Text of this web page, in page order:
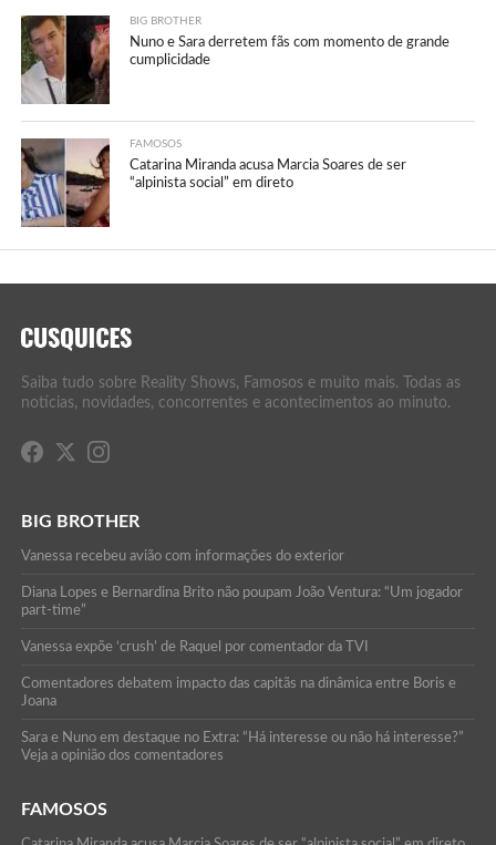
BIG BROTHER
Nuno e Sara derretem fãs com momento de grande
cumplicidade
FAMOSOS
Catarina Miranda acusa Marcia Soares de ser
“alpinista social” em direto
Saiba tudo sobre Reality Shows, Famosos e muito mais. Todas as
notícias, novidades, concorrentes e acontecimentos ao minuto.
BIG BROTHER
Vanessa recebeu avião com informações do exterior
Diana Lopes e Bernardina Brito não poupam João Ventura: “Um jogador
part-time”
Vanessa expõe ‘crush’ de Raquel por comentador da TVI
Comentadores debatem impacto das capitãs na dinâmica entre Boris e
Joana
Sara e Nuno em destaque no Extra: “Há interesse ou não há interesse?”
Veja a opinião dos comentadores
FAMOSOS